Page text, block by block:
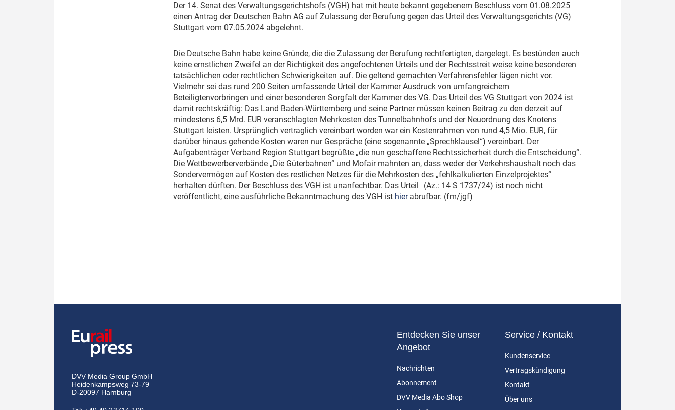
Marktplatz: Wer macht was?
Dossier: Generalsanierung
ÖPNV
Der 14. Senat des Verwaltungsgerichtshofs (VGH) hat mit heute bekannt gegebenem Beschluss vom 01.08.2025
einen Antrag der Deutschen Bahn AG auf Zulassung der Berufung gegen das Urteil des Verwaltungsgerichts (VG)
Stuttgart vom 07.05.2024 abgelehnt.
Die Deutsche Bahn habe keine Gründe, die die Zulassung der Berufung rechtfertigten, dargelegt. Es bestünden auch
keine ernstlichen Zweifel an der Richtigkeit des angefochtenen Urteils und der Rechtsstreit weise keine besonderen
tatsächlichen oder rechtlichen Schwierigkeiten auf. Die geltend gemachten Verfahrensfehler lägen nicht vor.
Vielmehr sei das rund 200 Seiten umfassende Urteil der Kammer Ausdruck von umfangreichem
Beteiligtenvorbringen und einer besonderen Sorgfalt der Kammer des VG. Das Urteil des VG Stuttgart von 2024 ist
damit rechtskräftig: Das Land Baden-Württemberg und seine Partner müssen keinen Beitrag zu den derzeit auf
mindestens 6,5 Mrd. EUR veranschlagten Mehrkosten des Tunnelbahnhofs und der Neuordnung des Knotens
Stuttgart leisten. Ursprünglich vertraglich vereinbart worden war ein Kostenrahmen von rund 4,5 Mio. EUR, für
darüber hinaus gehende Kosten waren nur Gespräche (eine sogenannte „Sprechklausel“) vereinbart. Der
Aufgabenträger Verband Region Stuttgart begrüßte „die nun geschaffene Rechtssicherheit durch die Entscheidung“.
Die Wettbewerberverbände „Die Güterbahnen“ und Mofair mahnten an, dass weder der Verkehrshaushalt noch das
Sondervermögen auf Kosten des restlichen Netzes für die Mehrkosten des „fehlkalkulierten Einzelprojektes“
herhalten dürften. Der Beschluss des VGH ist unanfechtbar. Das Urteil (Az.: 14 S 1737/24) ist noch nicht
veröffentlicht, eine ausführliche Bekanntmachung des VGH ist hierabrufbar. (fm/jgf)
DVV Media Group GmbH
Heidenkampsweg 73-79
D-20097 Hamburg
Entdecken Sie unser
Angebot
Nachrichten
Abonnement
DVV Media Abo Shop
Service / Kontakt
Kundenservice
Vertragskündigung
Kontakt
Über uns